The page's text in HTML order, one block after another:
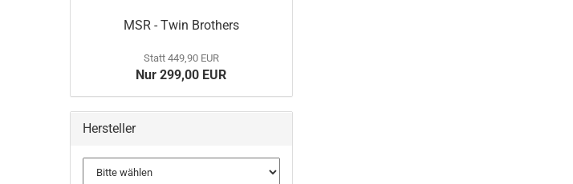
MSR - Twin Brothers
Statt 449,90 EUR
Nur 299,00 EUR
Hersteller